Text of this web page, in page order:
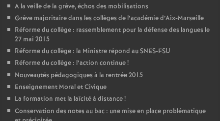
A la veille de la grève, échos des mobilisations
Grève majoritaire dans les collèges de l’académie d’Aix-Marseille
Réforme du collège : rassemblement pour la défense des langues le
27 mai 2015
Réforme du collège : la Ministre répond au SNES-FSU
Réforme du collège : l’action continue!
Nouveautés pédagogiques à la rentrée 2015
Enseignement Moral et Civique
La formation met la laïcité à distance!
Conservation des notes au bac : une mise en place problématique